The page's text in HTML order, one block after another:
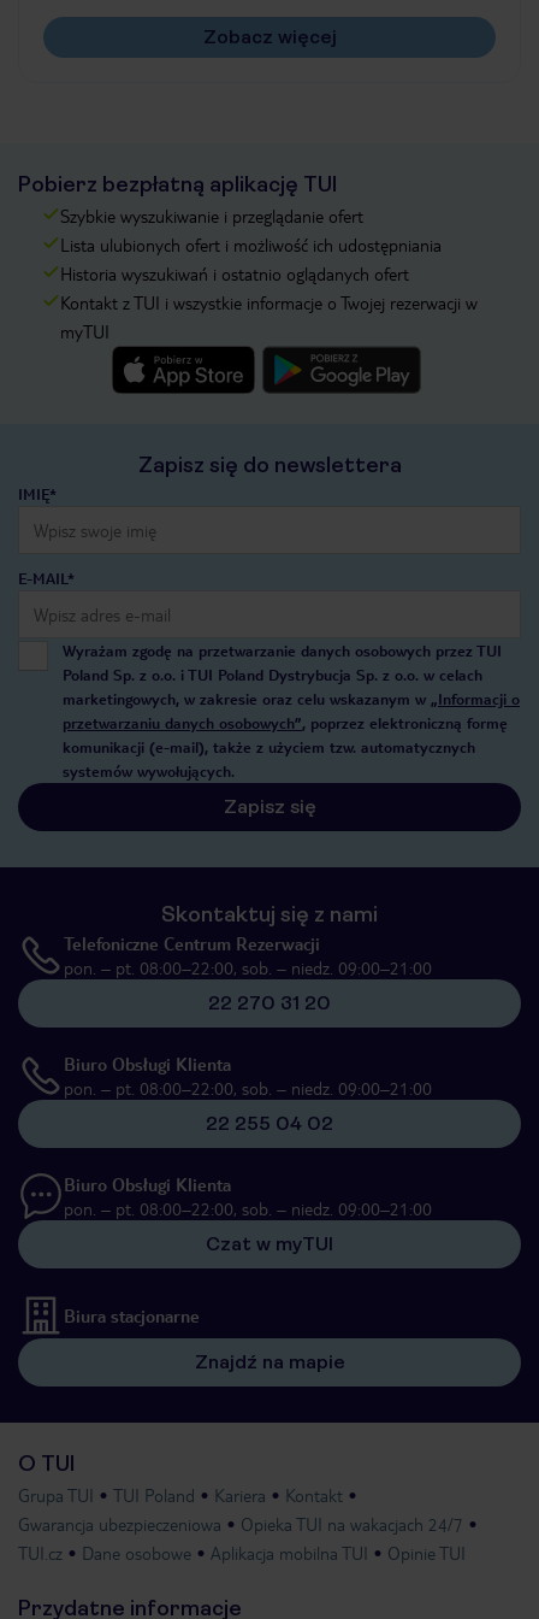
Zobacz więcej
Pobierz bezpłatną aplikację TUI
Szybkie wyszukiwanie i przeglądanie ofert
Lista ulubionych ofert i możliwość ich udostępniania
Historia wyszukiwań i ostatnio oglądanych ofert
Kontakt z TUI i wszystkie informacje o Twojej rezerwacji w
myTUI
Zapisz się do newslettera
IMIĘ*
E-MAIL*
Wyrażam zgodę na przetwarzanie danych osobowych przez TUI
Poland Sp. z o.o. i TUI Poland Dystrybucja Sp. z o.o. w celach
marketingowych, w zakresie oraz celu wskazanym w „Informacji o
przetwarzaniu danych osobowych”, poprzez elektroniczną formę
komunikacji (e-mail), także z użyciem tzw. automatycznych
systemów wywołujących.
Zapisz się
Skontaktuj się z nami
Telefoniczne Centrum Rezerwacji
pon. – pt. 08:00–22:00, sob. – niedz. 09:00–21:00
22 270 31 20
Biuro Obsługi Klienta
pon. – pt. 08:00–22:00, sob. – niedz. 09:00–21:00
22 255 04 02
Biuro Obsługi Klienta
pon. – pt. 08:00–22:00, sob. – niedz. 09:00–21:00
Czat w myTUI
Biura stacjonarne
Znajdź na mapie
O TUI
Grupa TUI TUI Poland Kariera
Kontakt
Gwarancja ubezpieczeniowa
Opieka TUI na wakacjach 24/7
TUI.cz
Dane osobowe Aplikacja mobilna TUI Opinie TUI
Przydatne informacje